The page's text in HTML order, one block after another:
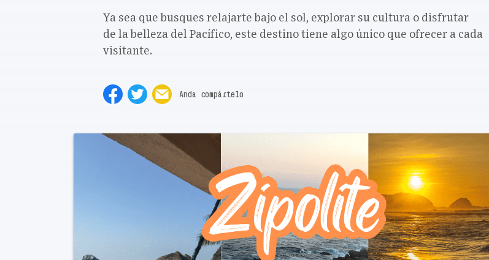
Ya sea que busques relajarte bajo el sol, explorar su cultura o disfrutar
de la belleza del Pacífico, este destino tiene algo único que ofrecer a cada
visitante.